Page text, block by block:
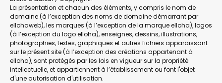
La présentation et chacun des éléments, y compris le nom de
domaine (à l’exception des noms de domaine démarrant par
ellohaweb), les marques (à l’exception de la marque elloha), logos
(à l’exception du logo elloha), enseignes, dessins, illustrations,
photographies, textes, graphiques et autres fichiers apparaissant
sur le présent site (à l’exception des créations appartenant à
elloha), sont protégés par les lois en vigueur sur la propriété
intellectuelle, et appartiennent à l’établissement ou font l'objet
d'une autorisation d'utilisation.